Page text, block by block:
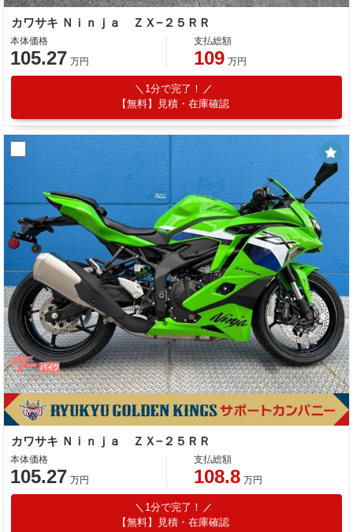
カワサキ Ｎｉｎｊａ ＺＸ−２５ＲＲ
本体価格
105.27 万円
支払総額
109 万円
1分で完了！
【無料】見積・在庫確認
カワサキ Ｎｉｎｊａ ＺＸ−２５ＲＲ
本体価格
105.27 万円
支払総額
108.8 万円
1分で完了！
【無料】見積・在庫確認